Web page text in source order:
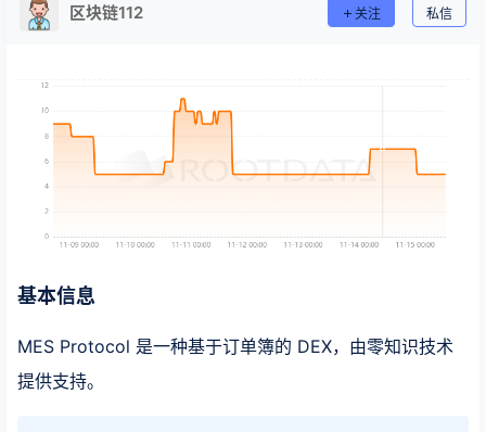
区块链112 关注 私信
基本信息
MES Protocol 是一种基于订单簿的 DEX，由零知识技术
提供支持。